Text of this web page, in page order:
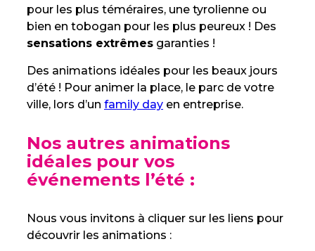
pour les plus téméraires, une tyrolienne ou
bien en tobogan pour les plus peureux ! Des
sensations extrêmes garanties !
Des animations idéales pour les beaux jours
d’été ! Pour animer la place, le parc de votre
ville, lors d’un family day en entreprise.
Nos autres animations
idéales pour vos
événements l’été :
Nous vous invitons à cliquer sur les liens pour
découvrir les animations :